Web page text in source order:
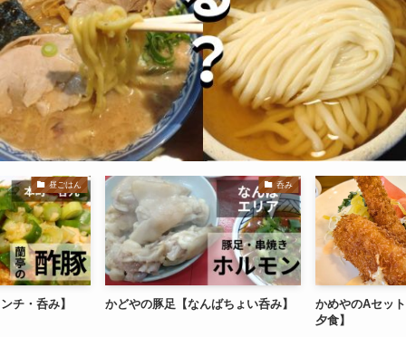
昼ごはん
チ・呑み】
呑み
かどやの豚足【なんばちょい呑み】
かめやのAセッ
夕食】